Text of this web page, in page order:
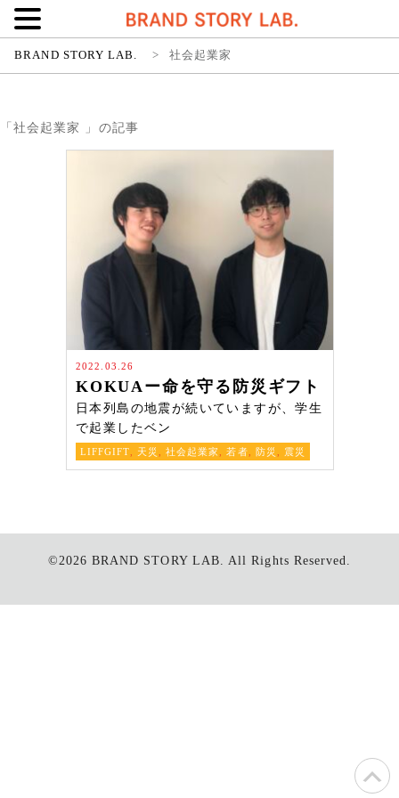
BRAND STORY LAB. > 社会起業家
「社会起業家 」の記事
2022.03.26
KOKUAー命を守る防災ギフト
日本列島の地震が続いていますが、学生
で起業したベン
LIFFGIFT 天災 社会起業家 ,若者 防災 震災
©2026 BRAND STORY LAB. All Rights Reserved.